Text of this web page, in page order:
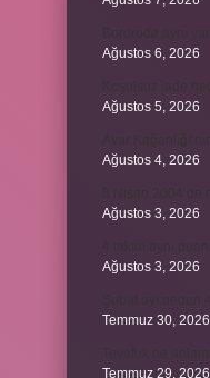
Ağustos 6, 2026
Ağustos 5, 2026
Ağustos 4, 2026
Ağustos 3, 2026
Ağustos 3, 2026
Temmuz 30, 2026
Temmuz 29, 2026